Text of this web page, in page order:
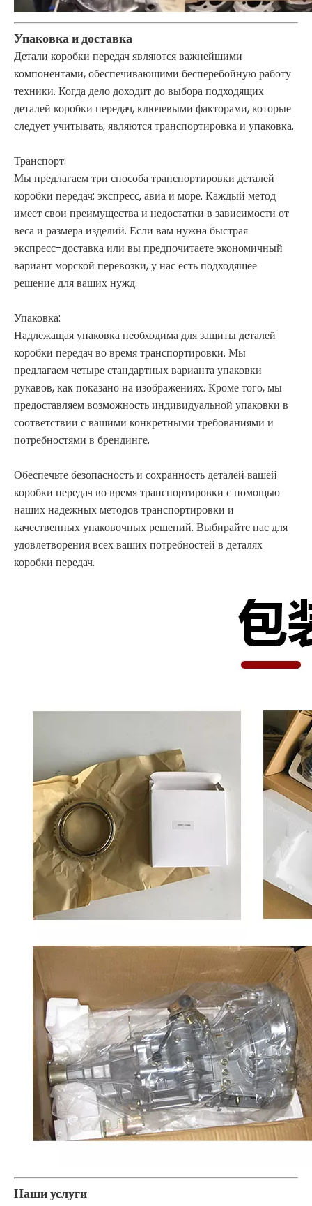
Упаковка и доставка
Детали коробки передач являются важнейшими
компонентами, обеспечивающими бесперебойную работу
техники. Когда дело доходит до выбора подходящих
деталей коробки передач, ключевыми факторами, которые
следует учитывать, являются транспортировка и упаковка.
Транспорт:
Мы предлагаем три способа транспортировки деталей
коробки передач: экспресс, авиа и море. Каждый метод
имеет свои преимущества и недостатки в зависимости от
веса и размера изделий. Если вам нужна быстрая
экспресс-доставка или вы предпочитаете экономичный
вариант морской перевозки, у нас есть подходящее
решение для ваших нужд.
Упаковка:
Надлежащая упаковка необходима для защиты деталей
коробки передач во время транспортировки. Мы
предлагаем четыре стандартных варианта упаковки
рукавов, как показано на изображениях. Кроме того, мы
предоставляем возможность индивидуальной упаковки в
соответствии с вашими конкретными требованиями и
потребностями в брендинге.
Обеспечьте безопасность и сохранность деталей вашей
коробки передач во время транспортировки с помощью
наших надежных методов транспортировки и
качественных упаковочных решений. Выбирайте нас для
удовлетворения всех ваших потребностей в деталях
коробки передач.
Наши услуги